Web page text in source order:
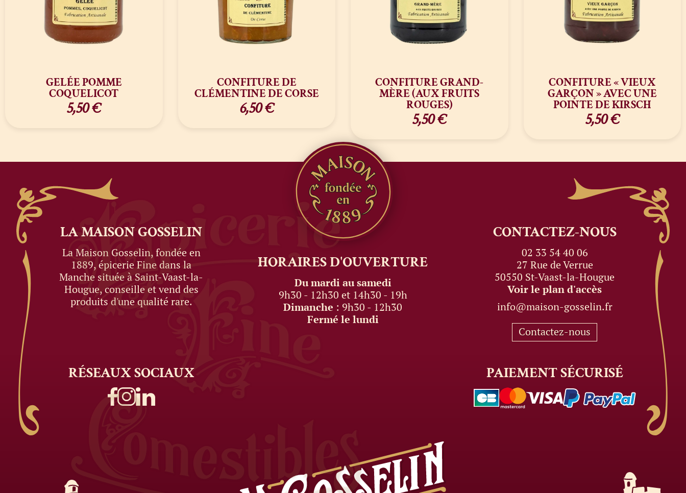
GELÉE POMME
COQUELICOT
5,50€
CONFITURE DE
CLÉMENTINE DE CORSE
6,50€
CONFITURE GRAND-
MÈRE (AUX FRUITS
ROUGES)
5,50€
CONFITURE « VIEUX
GARÇON » AVEC UNE
POINTE DE KIRSCH
5,50€
LA MAISONGOSSELIN
La Maison Gosselin, fondée en
1889, épicerie Fine dans la
Manche située à Saint-Vaast-la-
Hougue, conseille et vend des
produits d'une qualité rare.
HORAIRESD'OUVERTURE
Du mardi au samedi
9h30 - 12h30 et 14h30 - 19h
Dimanche : 9h30 - 12h30
Fermé le lundi
CONTACTEZ-NOUS
02 33 54 40 06
27 Rue de Verrue
50550 St-Vaast-la-Hougue
Voir le plan d'accès
info@maison-gosselin.fr
Contactez-nous
RÉSEAUXSOCIAUX PAIEMENTSÉCURISÉ